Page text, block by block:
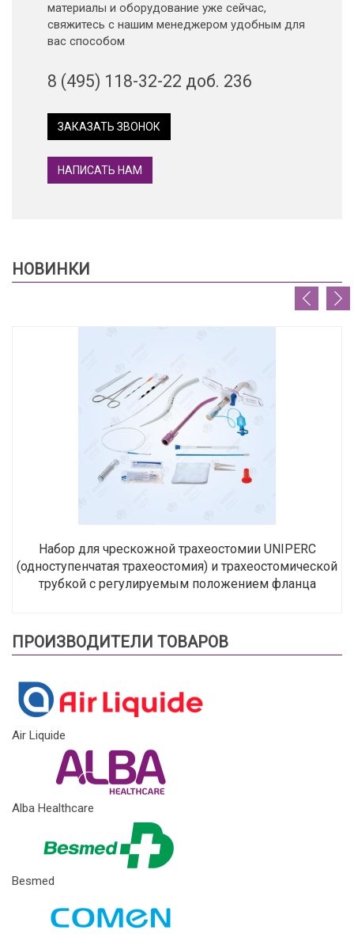
материалы и оборудование уже сейчас,
свяжитесь с нашим менеджером удобным для
вас способом
8 (495) 118-32-22 доб. 236
ЗАКАЗАТЬ ЗВОНОК
НАПИСАТЬ НАМ
НОВИНКИ
Набор для чрескожной трахеостомии UNIPERC
(одноступенчатая трахеостомия) и трахеостомической
трубкой с регулируемым положением фланца
ПРОИЗВОДИТЕЛИ ТОВАРОВ
Air Liquide
Alba Healthcare
Besmed